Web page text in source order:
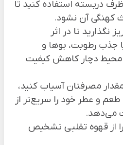
دربسته استفاده کنید تا
کهنگی آن نشود.
نگذارید تا در اثر
جذب رطوبت، بو‌ها و
محیط دچار کاهش کیفیت
مصرفتان آسیاب کنید،
و عطر خود را سریع‌تر از
می‌دهد.
از قهوه تقلبی تشخیص